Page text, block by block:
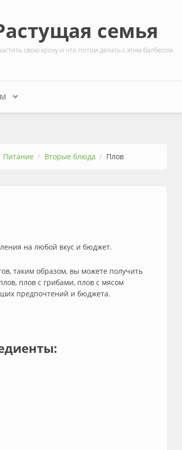
семья
свою кроху и что потом делать с этим балбесом.
Питание Вторые блюда Плов
на любой вкус и бюджет.
таким образом, вы можете получить
плов с грибами, плов с мясом
предпочтений и бюджета.